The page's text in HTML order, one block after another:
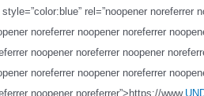
rel=”noopener noreferrer
noreferrer noopener noreferrer
noopener noreferrer noopener
noreferrer noopener noreferrer
noopener noreferrer”>https://www.